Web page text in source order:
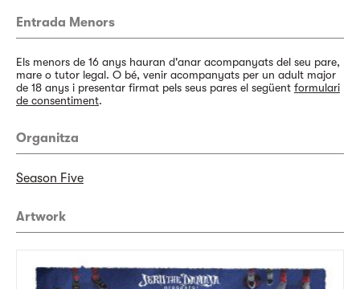
Entrada Menors
Els menors de 16 anys hauran d'anar acompanyats del seu pare,
mare o tutor legal. O bé, venir acompanyats per un adult major
de 18 anys i presentar firmat pels seus pares el següent formulari
de consentiment.
Organitza
Season Five
Artwork